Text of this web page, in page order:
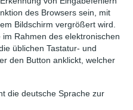
des Browsers sein, mit
Bildschirm vergrößert wird.
Rahmen des elektronischen
üblichen Tastatur- und
den Button anklickt, welcher
die deutsche Sprache zur